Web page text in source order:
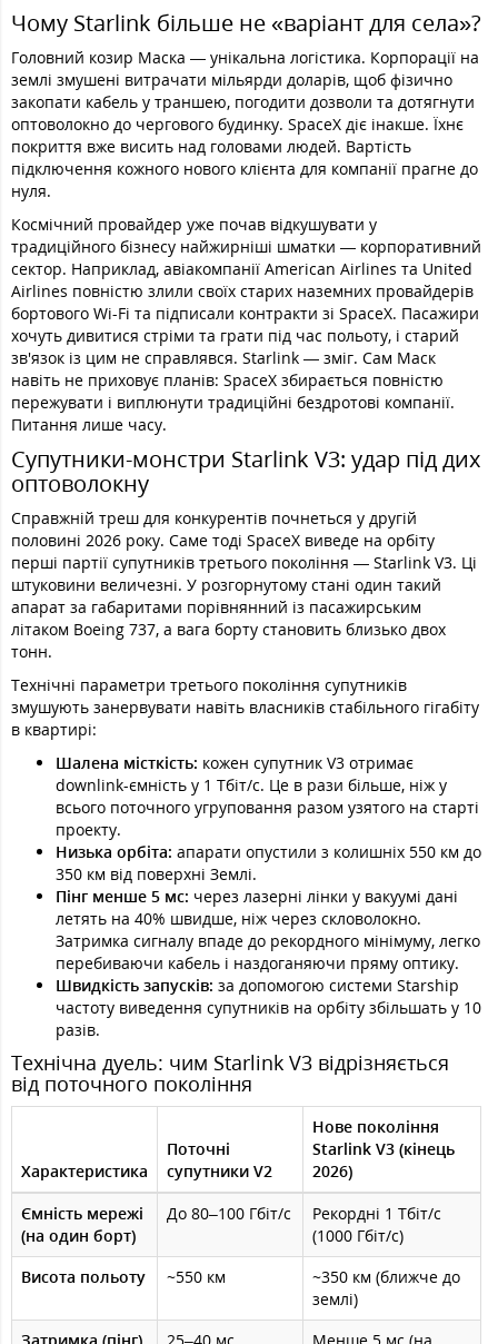
Чому Starlink більше не «варіант для села»?
Головний козир Маска — унікальна логістика. Корпорації на
землі змушені витрачати мільярди доларів, щоб фізично
закопати кабель у траншею, погодити дозволи та дотягнути
оптоволокно до чергового будинку. SpaceX діє інакше. Їхнє
покриття вже висить над головами людей. Вартість
підключення кожного нового клієнта для компанії прагне до
нуля.
Космічний провайдер уже почав відкушувати у
традиційного бізнесу найжирніші шматки — корпоративний
сектор. Наприклад, авіакомпанії American Airlines та United
Airlines повністю злили своїх старих наземних провайдерів
бортового Wi-Fi та підписали контракти зі SpaceX. Пасажири
хочуть дивитися стріми та грати під час польоту, і старий
зв'язок із цим не справлявся. Starlink — зміг. Сам Маск
навіть не приховує планів: SpaceX збирається повністю
пережувати і виплюнути традиційні бездротові компанії.
Питання лише часу.
Супутники-монстри Starlink V3: удар під дих
оптоволокну
Справжній треш для конкурентів почнеться у другій
половині 2026 року. Саме тоді SpaceX виведе на орбіту
перші партії супутників третього покоління — Starlink V3. Ці
штуковини величезні. У розгорнутому стані один такий
апарат за габаритами порівнянний із пасажирським
літаком Boeing 737, а вага борту становить близько двох
тонн.
Технічні параметри третього покоління супутників
змушують занервувати навіть власників стабільного гігабіту
в квартирі:
Шалена місткість: кожен супутник V3 отримає
downlink-ємність у 1 Тбіт/с. Це в рази більше, ніж у
всього поточного угруповання разом узятого на старті
проекту.
Низька орбіта: апарати опустили з колишніх 550 км до
350 км від поверхні Землі.
Пінг менше 5 мс: через лазерні лінки у вакуумі дані
летять на 40% швидше, ніж через скловолокно.
Затримка сигналу впаде до рекордного мінімуму, легко
перебиваючи кабель і наздоганяючи пряму оптику.
Швидкість запусків: за допомогою системи Starship
частоту виведення супутників на орбіту збільшать у 10
разів.
Технічна дуель: чим Starlink V3 відрізняється
від поточного покоління
Характеристика
Поточні
супутники V2
Нове покоління
Starlink V3 (кінець
2026)
Ємність мережі
(на один борт)
До 80–100 Гбіт/с
Рекордні 1 Тбіт/с
(1000 Гбіт/с)
Висота польоту
~550 км
~350 км (ближче до
землі)